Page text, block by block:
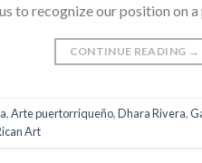
to recognize our position on a
CONTINUE READING →
,Arte puertorriqueño,Dhara Rivera,
Art